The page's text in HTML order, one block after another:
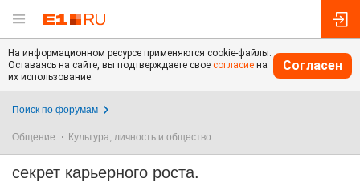
На информационном ресурсе применяются cookie-файлы.
Оставаясь на сайте, вы подтверждаете свое согласие на
их использование.
Согласен
Поиск по форумам
Общение Культура, личность и общество
секрет карьерного роста.